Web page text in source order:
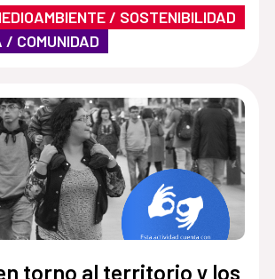
/ SOSTENIBILIDAD
/ COMUNIDAD
torno al territorio y los